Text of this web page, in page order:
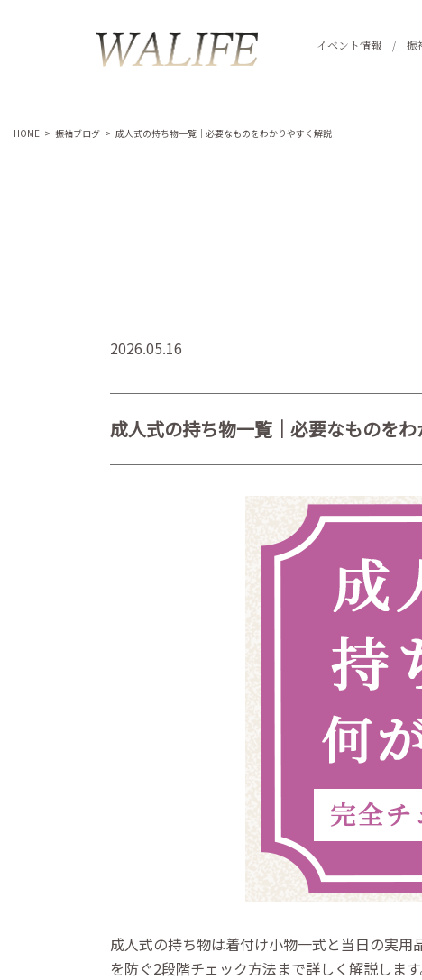
イベント情報 振
HOME > 振袖ブログ > 成人式の持ち物一覧｜必要なものをわかりやすく解説
2026.05.16
成人式の持ち物一覧｜必要なものを
成人式の持ち物は着付け小物一式と当日の実
を防ぐ2段階チェック方法まで詳しく解説します